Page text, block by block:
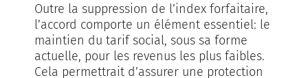
Outre la suppression de l’index forfaitaire,
l’accord comporte un élément essentiel: le
maintien du tarif social, sous sa forme
actuelle, pour les revenus les plus faibles.
Cela permettrait d’assurer une protection